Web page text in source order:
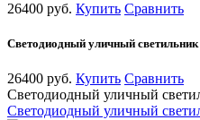
26400 руб. Купить Сравнить
Светодиодный уличный
26400 руб. Купить Сравнить
Светодиодный уличный
Светодиодный уличный